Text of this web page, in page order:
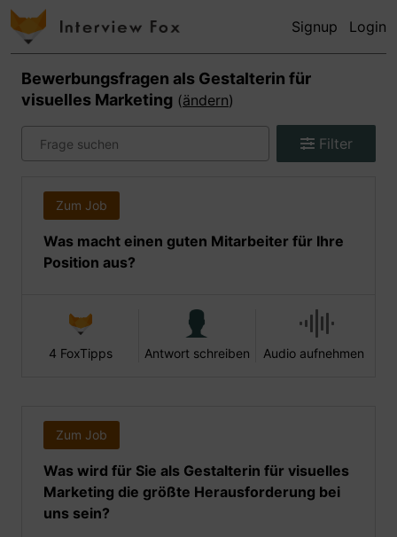
Signup Login
Bewerbungsfragen als Gestalterin für
visuelles Marketing (ändern)
Filter
Zum Job
Was macht einen guten Mitarbeiter für Ihre
Position aus?
4 FoxTipps Antwort schreiben Audio aufnehmen
Zum Job
Was wird für Sie als Gestalterin für visuelles
Marketing die größte Herausforderung bei
uns sein?